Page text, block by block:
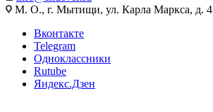
М. О., г. Мытищи, ул. Карла Маркса, д. 4
Вконтакте
Telegram
Одноклассники
Rutube
Яндекс.Дзен